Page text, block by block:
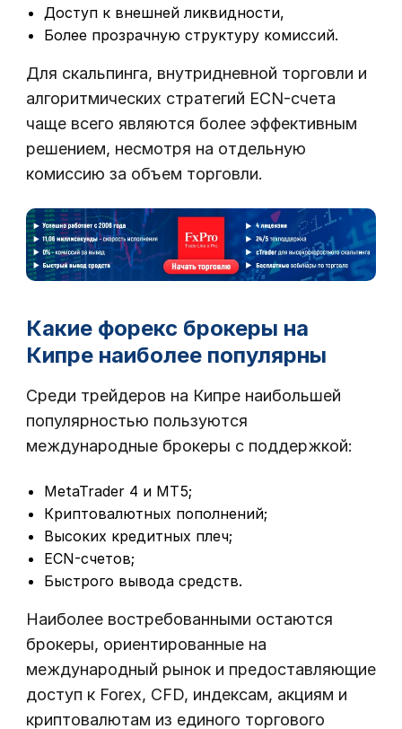
Доступ к внешней ликвидности,
Более прозрачную структуру комиссий.
Для скальпинга, внутридневной торговли и
алгоритмических стратегий ECN-счета
чаще всего являются более эффективным
решением, несмотря на отдельную
комиссию за объем торговли.
Какие форекс брокеры на
Кипре наиболее популярны
Среди трейдеров на Кипре наибольшей
популярностью пользуются
международные брокеры с поддержкой:
MetaTrader 4 и MT5;
Криптовалютных пополнений;
Высоких кредитных плеч;
ECN-счетов;
Быстрого вывода средств.
Наиболее востребованными остаются
брокеры, ориентированные на
международный рынок и предоставляющие
доступ к Forex, CFD, индексам, акциям и
криптовалютам из единого торгового